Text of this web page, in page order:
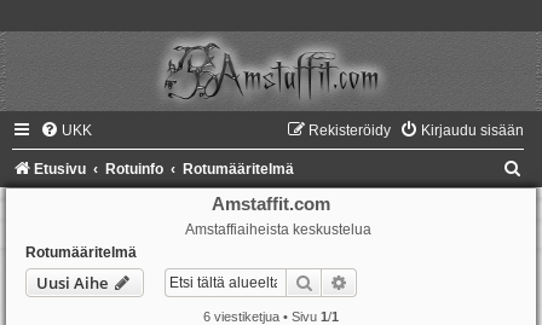
UKK Kirjaudu sisään
Rekisteröidy
Etusivu Rotuinfo Rotumääritelmä
Amstaffit.com
Amstaffiaiheista keskustelua
Rotumääritelmä
Uusi Aihe Etsi
6 viestiketjua • Sivu 1/1